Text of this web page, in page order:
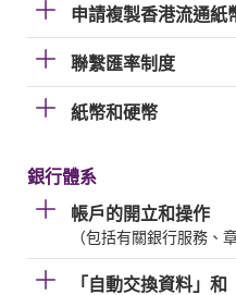
申請複製香港流通紙
聯繫匯率制度
紙幣和硬幣
銀行體系
帳戶的開立和操作
（包括有關銀行服務、
「自動交換資料」和